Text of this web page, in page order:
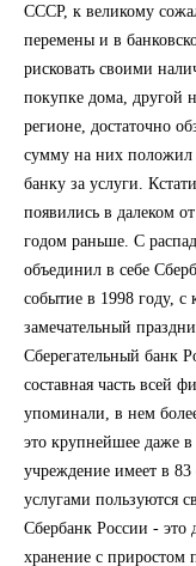
СССР, к великому
перемены и в
рисковать своими
покупке дома, другой
регионе, достаточно
сумму на них положил
банку за услуги.
появились в далеком
годом раньше. С
объединил в себе
событие в 1998 году, с
замечательный
Сберегательный банк
составная часть всей
упоминали, в нем
это крупнейшее даже
учреждение имеет в 83
услугами пользуются
Сбербанк России -
хранение с приростом